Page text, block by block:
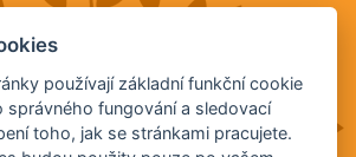
používají základní funkční cookie
správného fungování a sledovací
toho, jak se stránkami pracujete.